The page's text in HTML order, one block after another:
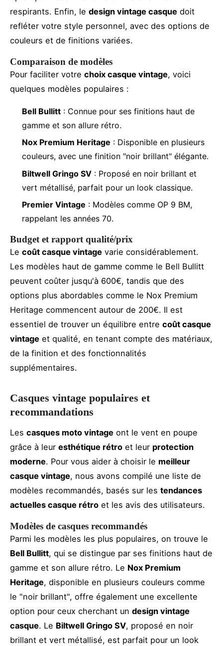
respirants. Enfin, le design vintage casque doit
refléter votre style personnel, avec des options de
couleurs et de finitions variées.
Comparaison de modèles
Pour faciliter votre choix casque vintage, voici
quelques modèles populaires :
Bell Bullitt : Connue pour ses finitions haut de
gamme et son allure rétro.
Nox Premium Heritage : Disponible en plusieurs
couleurs, avec une finition "noir brillant" élégante.
Biltwell Gringo SV : Proposé en noir brillant et
vert métallisé, parfait pour un look classique.
Premier Vintage : Modèles comme OP 9 BM,
rappelant les années 70.
Budget et rapport qualité/prix
Le coût casque vintage varie considérablement.
Les modèles haut de gamme comme le Bell Bullitt
peuvent coûter jusqu'à 600€, tandis que des
options plus abordables comme le Nox Premium
Heritage commencent autour de 200€. Il est
essentiel de trouver un équilibre entre coût casque
vintage et qualité, en tenant compte des matériaux,
de la finition et des fonctionnalités
supplémentaires.
Casques vintage populaires et
recommandations
Les casques moto vintage ont le vent en poupe
grâce à leur esthétique rétro et leur protection
moderne. Pour vous aider à choisir le meilleur
casque vintage, nous avons compilé une liste de
modèles recommandés, basés sur les tendances
actuelles casque rétro et les avis des utilisateurs.
Modèles de casques recommandés
Parmi les modèles les plus populaires, on trouve le
Bell Bullitt, qui se distingue par ses finitions haut de
gamme et son allure rétro. Le Nox Premium
Heritage, disponible en plusieurs couleurs comme
le "noir brillant", offre également une excellente
option pour ceux cherchant un design vintage
casque. Le Biltwell Gringo SV, proposé en noir
brillant et vert métallisé, est parfait pour un look